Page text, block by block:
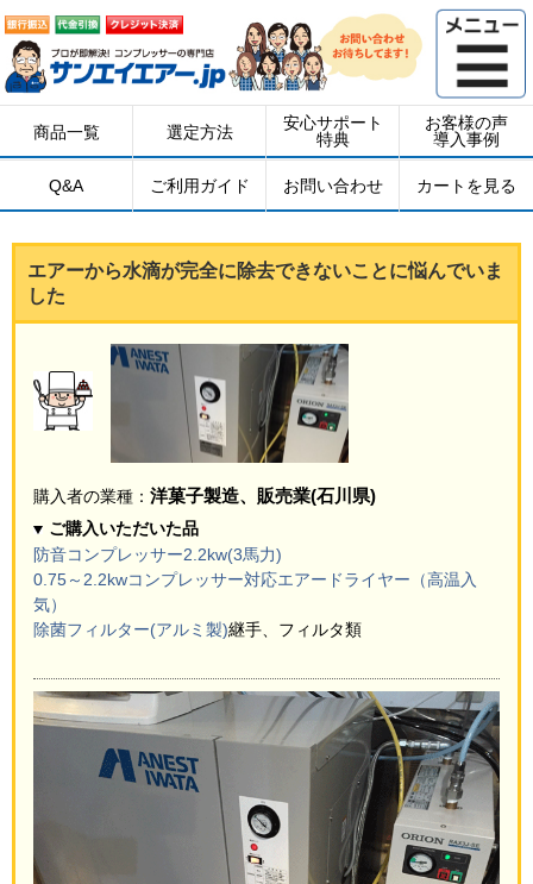
商品一覧 選定方法
安心サポート
特典
お客様の声
導入事例
Q&A ご利用ガイド お問い合わせ カートを見る
エアーから水滴が完全に除去できないことに悩んでいま
した
購入者の業種： 洋菓子製造、販売業(石川県)
ご購入いただいた品
防音コンプレッサー2.2kw(3馬力)
0.75～2.2kwコンプレッサー対応エアードライヤー（高温入
気）
除菌フィルター(アルミ製)継手、フィルタ類